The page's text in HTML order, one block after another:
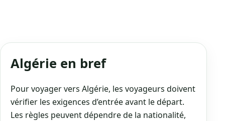
Algérie en bref
Pour voyager vers Algérie, les voyageurs doivent
vérifier les exigences d’entrée avant le départ.
Les règles peuvent dépendre de la nationalité,